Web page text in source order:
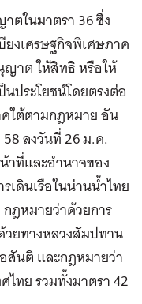
ตในมาตรา 36 ซึ่ง
งเศรษฐกิจพิเศษภาค
าต ให้สิทธิ หรือให้
ประโยชน์โดยตรงต่อ
ใต้ตามกฎหมาย อัน
ลงวันที่ 26 ม.ค.
าที่และอำนาจของ
เดินเรือในน่านน้ำไทย
ฎหมายว่าด้วยการ
ยทางหลวงสัมปทาน
สันติ และกฎหมายว่า
ทย รวมทั้งมาตรา 42